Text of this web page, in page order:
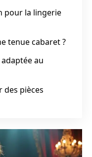
pour la lingerie
tenue cabaret ?
au
des pièces